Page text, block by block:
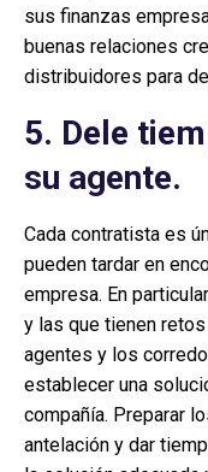
sus finanzas
buenas relaciones
distribuidores para
5. Dele
su agente.
Cada contratista es
pueden tardar en
empresa. En
y las que tienen
agentes y los
establecer una
compañía. Preparar
antelación y dar